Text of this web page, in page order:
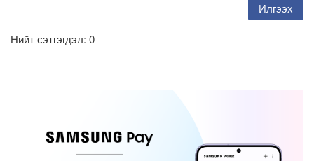
Нийт сэтгэгдэл: 0